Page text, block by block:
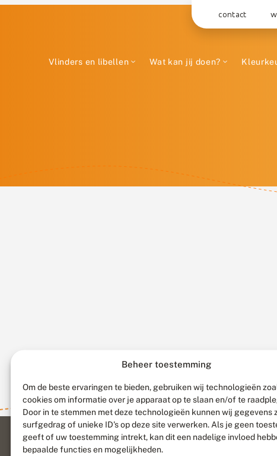
Beheer toestemming
Om de beste ervaringen te bieden, gebruiken wij technologieën
cookies om informatie over je apparaat op te slaan en/of te
Door in te stemmen met deze technologieën kunnen wij gegevens
surfgedrag of unieke ID's op deze site verwerken. Als je geen
geeft of uw toestemming intrekt, kan dit een nadelige invloed
bepaalde functies en mogelijkheden.
contact
Vlinders en libellen Wat kan jij doen?